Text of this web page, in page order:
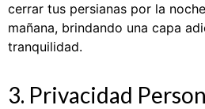
cerrar tus persianas por la
mañana, brindando una capa
tranquilidad.
3. Privacidad